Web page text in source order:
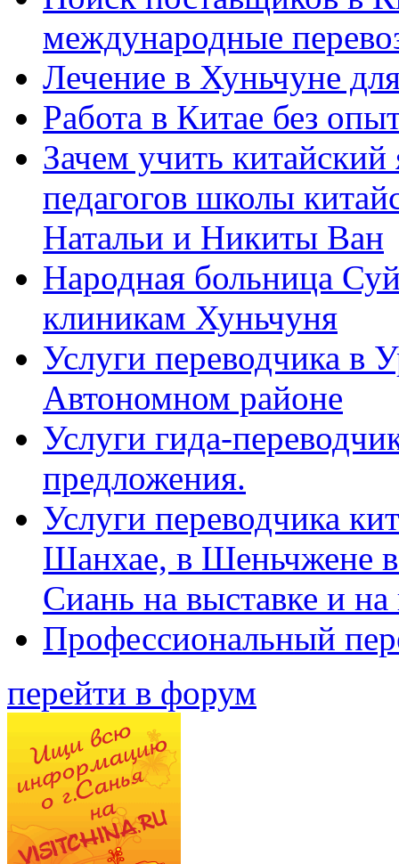
международные
Лечение в Хуньчуне
Работа в Китае без
Зачем учить
педагогов школы
Натальи и Никиты Ван
Народная больница
клиникам Хуньчуня
Услуги переводчика в
Автономном районе
Услуги гида-
предложения.
Услуги переводчика
Шанхае, в Шеньчжене
Сиань на выставке и
Профессиональный
перейти в форум